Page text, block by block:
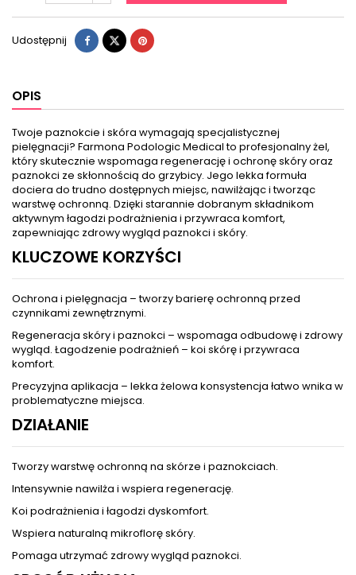
Udostępnij
OPIS
Twoje paznokcie i skóra wymagają specjalistycznej
pielęgnacji? Farmona Podologic Medical to profesjonalny żel,
który skutecznie wspomaga regenerację i ochronę skóry oraz
paznokci ze skłonnością do grzybicy. Jego lekka formuła
dociera do trudno dostępnych miejsc, nawilżając i tworząc
warstwę ochronną. Dzięki starannie dobranym składnikom
aktywnym łagodzi podrażnienia i przywraca komfort,
zapewniając zdrowy wygląd paznokci i skóry.
KLUCZOWE KORZYŚCI
Ochrona i pielęgnacja – tworzy barierę ochronną przed
czynnikami zewnętrznymi.
Regeneracja skóry i paznokci – wspomaga odbudowę i zdrowy
wygląd. Łagodzenie podrażnień – koi skórę i przywraca
komfort.
Precyzyjna aplikacja – lekka żelowa konsystencja łatwo wnika w
problematyczne miejsca.
DZIAŁANIE
Tworzy warstwę ochronną na skórze i paznokciach.
Intensywnie nawilża i wspiera regenerację.
Koi podrażnienia i łagodzi dyskomfort.
Wspiera naturalną mikroflorę skóry.
Pomaga utrzymać zdrowy wygląd paznokci.